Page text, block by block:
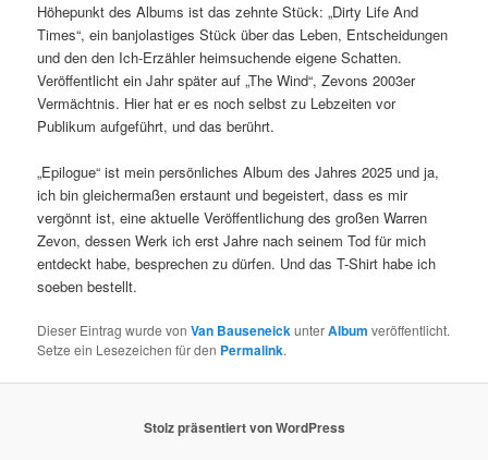
Höhepunkt des Albums ist das zehnte Stück: „Dirty Life And
Times“, ein banjolastiges Stück über das Leben, Entscheidungen
und den den Ich-Erzähler heimsuchende eigene Schatten.
Veröffentlicht ein Jahr später auf „The Wind“, Zevons 2003er
Vermächtnis. Hier hat er es noch selbst zu Lebzeiten vor
Publikum aufgeführt, und das berührt.
„Epilogue“ ist mein persönliches Album des Jahres 2025 und ja,
ich bin gleichermaßen erstaunt und begeistert, dass es mir
vergönnt ist, eine aktuelle Veröffentlichung des großen Warren
Zevon, dessen Werk ich erst Jahre nach seinem Tod für mich
entdeckt habe, besprechen zu dürfen. Und das T-Shirt habe ich
soeben bestellt.
Dieser Eintrag wurde vonVan BauseneickunterAlbum veröffentlicht.
Setze ein Lesezeichen für den Permalink.
Stolz präsentiert von WordPress